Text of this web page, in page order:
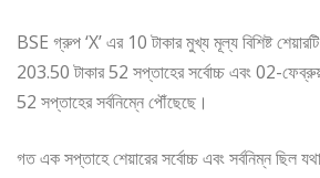
BSE গ্রুপ ‘X’ এর 10 টাকার মুখ্য মূল্য বিশিষ্ট
203.50 টাকার 52 সপ্তাহের সর্বোচ্চ এবং 02-
52 সপ্তাহের সর্বনিম্নে পৌঁছেছে।
গত এক সপ্তাহে শেয়ারের সর্বোচ্চ এবং সর্বনিম্ন ছিল